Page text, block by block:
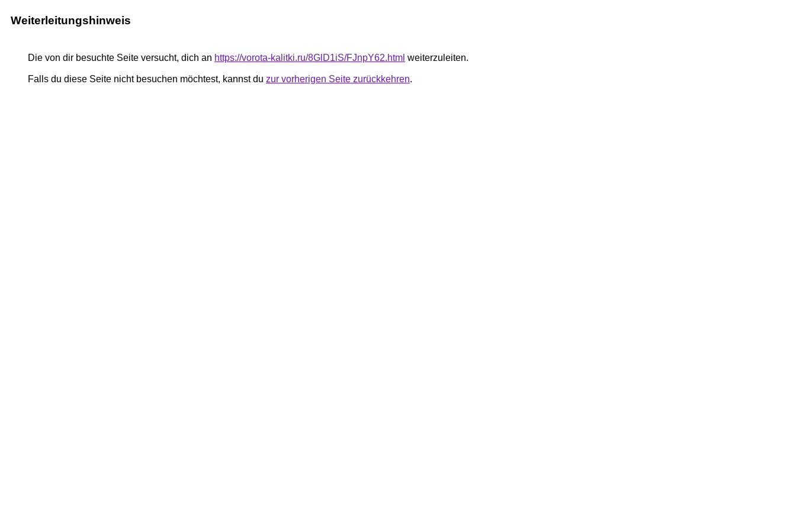
Weiterleitungshinweis
Die von dir besuchte Seite versucht, dich an https://vorota-kalitki.ru/8GlD1iS/FJnpY62.html weiterzuleiten.
Falls du diese Seite nicht besuchen möchtest, kannst du zur vorherigen Seite zurückkehren.